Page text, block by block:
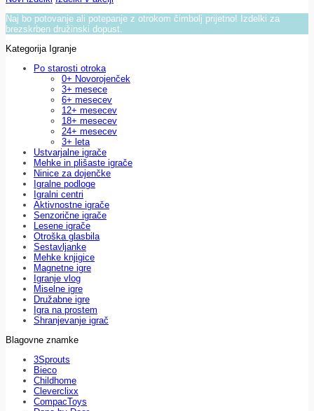
Naj bo potovanje ali potepanje z otrokom čimbolj prijetno! Izdelki za
brezskrben družinski dopust.
Kategorija Igranje
Po starosti otroka
0+ Novorojenček
3+ mesece
6+ mesecev
12+ mesecev
18+ mesecev
24+ mesecev
3+ leta
Ustvarjalne igrače
Mehke in plišaste igrače
Ninice za dojenčke
Igralne podloge
Igralni centri
Aktivnostne igrače
Senzorične igrače
Lesene igrače
Otroška glasbila
Sestavljanke
Mehke knjigice
Magnetne igre
Igranje vlog
Miselne igre
Družabne igre
Igra na prostem
Shranjevanje igrač
Blagovne znamke
3Sprouts
Bieco
Childhome
Cleverclixx
CompacToys